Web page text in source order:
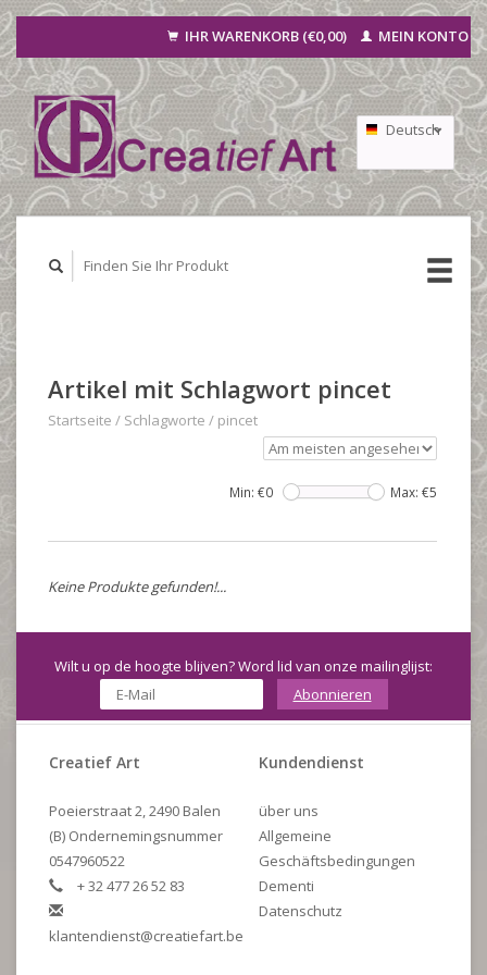
IHR WARENKORB (€0,00) MEIN KONTO
Deutsch
Nederlands
Artikel mit Schlagwort pincet
Startseite / Schlagworte / pincet
Min: €0 Max: €5
Keine Produkte gefunden!...
Wilt u op de hoogte blijven? Word lid van onze mailinglijst:
Abonnieren
Creatief Art
Poeierstraat 2, 2490 Balen
(B) Ondernemingsnummer
0547960522
+ 32 477 26 52 83
klantendienst@creatiefart.be
Kundendienst
über uns
Allgemeine
Geschäftsbedingungen
Dementi
Datenschutz